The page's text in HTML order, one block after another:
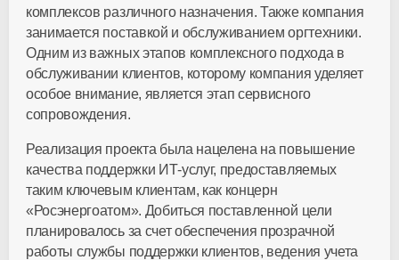
комплексов различного назначения. Также компания
занимается поставкой и обслуживанием оргтехники.
Одним из важных этапов комплексного подхода в
обслуживании клиентов, которому компания уделяет
особое внимание, является этап сервисного
сопровождения.
Реализация проекта была нацелена на повышение
качества поддержки ИТ-услуг, предоставляемых
таким ключевым клиентам, как концерн
«Росэнергоатом». Добиться поставленной цели
планировалось за счет обеспечения прозрачной
работы службы поддержки клиентов, ведения учета